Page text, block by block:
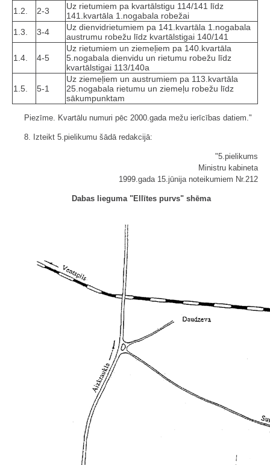
1.2.
2-3
Uz rietumiem pa kvartālstigu 114/141 līdz
141.kvartāla 1.nogabala robežai
1.3.
3-4
Uz dienvidrietumiem pa 141.kvartāla 1.nogabala
austrumu robežu līdz kvartālstigai 140/141
1.4. 4-5
Uz rietumiem un ziemeļiem pa 140.kvartāla
5.nogabala dienvidu un rietumu robežu līdz
kvartālstigai 113/140a
1.5. 5-1
Uz ziemeļiem un austrumiem pa 113.kvartāla
25.nogabala rietumu un ziemeļu robežu līdz
sākumpunktam
Piezīme. Kvartālu numuri pēc 2000.gada mežu ierīcības datiem."
8. Izteikt 5.pielikumu šādā redakcijā:
"5.pielikums
Ministru kabineta
1999.gada 15.jūnija noteikumiem Nr.212
Dabas lieguma "Ellītes purvs" shēma